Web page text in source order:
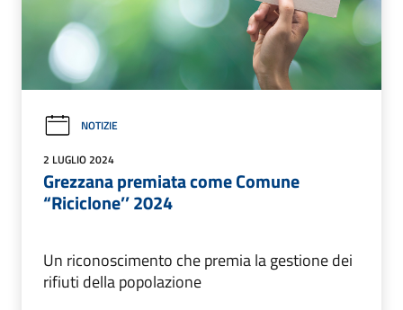
NOTIZIE
2 LUGLIO 2024
Grezzana premiata come Comune
“Riciclone’’ 2024
Un riconoscimento che premia la gestione dei
rifiuti della popolazione